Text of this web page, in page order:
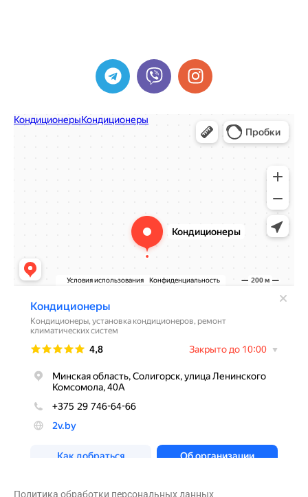
Политика обработки персональных данных